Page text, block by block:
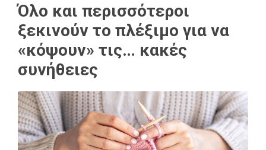
Όλο και περισσότεροι
ξεκινούν το πλέξιμο για να
«κόψουν» τις… κακές
συνήθειες